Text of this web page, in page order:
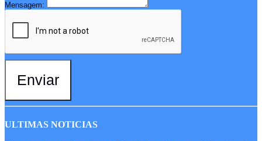
Mensagem:
Enviar
ULTIMAS NOTICIAS